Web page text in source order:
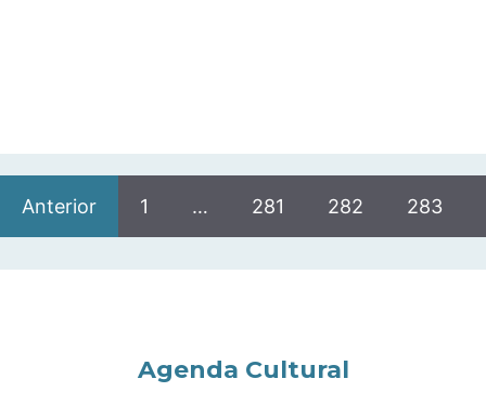
Anterior 1 … 281 282 283
Agenda Cultural